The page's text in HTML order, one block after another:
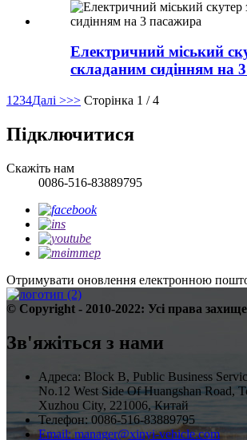
Електричний міський
складаним сидінням на
1 234Далі >>> Сторінка 1 / 4
Підключитися
Скажіть нам
0086-516-83889795
Отримувати оновлення електронною
© Copyright - 2010-2022: Усі права
Зв'яжіться з нами
Адреса: Block B, Public Business
No.12 West Side Of Huangshan Road,
Xuzhou City, 221006, Китай
Телефон: 0086-516-83889795
Email: manager@xinyi-vehicle.com